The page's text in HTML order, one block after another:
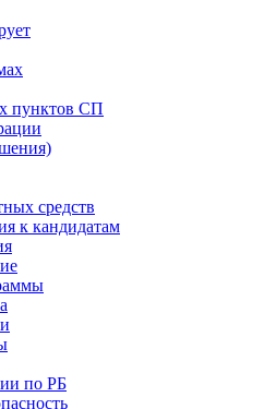
пунктов СП
средств
к кандидатам
по РБ